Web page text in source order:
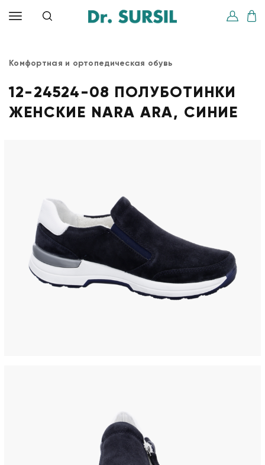
Комфортная и ортопедическая обувь
12-24524-08 ПОЛУБОТИНКИ
ЖЕНСКИЕ NARA ARA, СИНИЕ